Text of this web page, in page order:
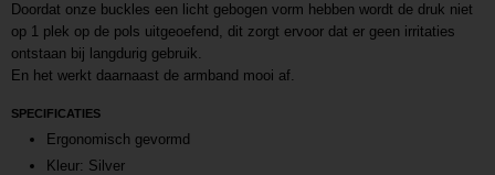
Doordat onze buckles een licht gebogen vorm hebben wordt de druk niet
op 1 plek op de pols uitgeoefend, dit zorgt ervoor dat er geen irritaties
ontstaan bij langdurig gebruik.
En het werkt daarnaast de armband mooi af.
SPECIFICATIES
Ergonomisch gevormd
Kleur: Silver